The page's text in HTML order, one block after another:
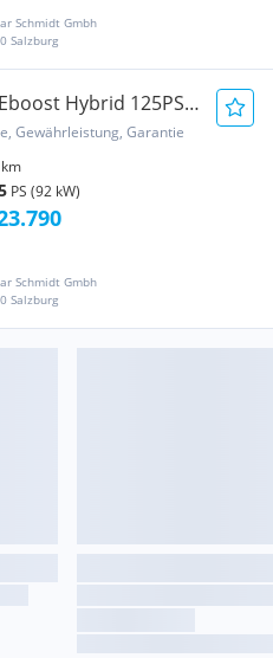
Schmidt Gmbh
Salzburg
Hybrid 125PS
Gewährleistung, Garantie
km
PS (92 kW)
Schmidt Gmbh
Salzburg